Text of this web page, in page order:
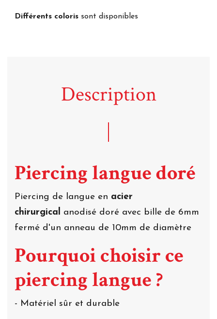
Différents coloris sont disponibles
Description
Piercing langue doré
Piercing de langue en acier
chirurgical
anodisé doré avec bille de 6mm
fermé d'un anneau de 10mm de diamètre
Pourquoi choisir ce
piercing langue ?
- Matériel sûr et durable